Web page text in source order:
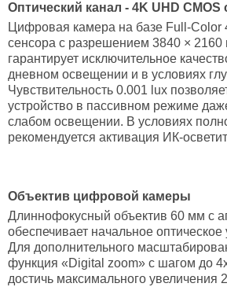
Оптический канал - 4K UHD CMOS
Цифровая камера на базе Full-Color
сенсора с разрешением 3840 × 2160
гарантирует исключительное
дневном освещении и в условиях
Чувствительность 0.001 lux
устройство в пассивном режиме
слабом освещении. В условиях
рекомендуется активация ИК-
Объектив цифровой камеры
Длиннофокусный объектив 60 мм с
обеспечивает начальное оптическое
Для дополнительного
функция «Digital zoom» с шагом до
достичь максимального увеличения